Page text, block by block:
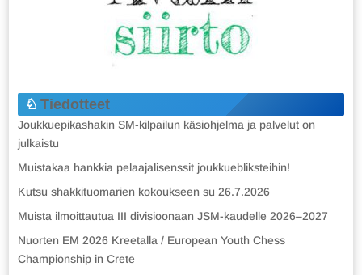
Tiedotteet
Joukkuepikashakin SM-kilpailun käsiohjelma ja palvelut on
julkaistu
Muistakaa hankkia pelaajalisenssit joukkuebliksteihin!
Kutsu shakkituomarien kokoukseen su 26.7.2026
Muista ilmoittautua III divisioonaan JSM-kaudelle 2026–2027
Nuorten EM 2026 Kreetalla / European Youth Chess
Championship in Crete